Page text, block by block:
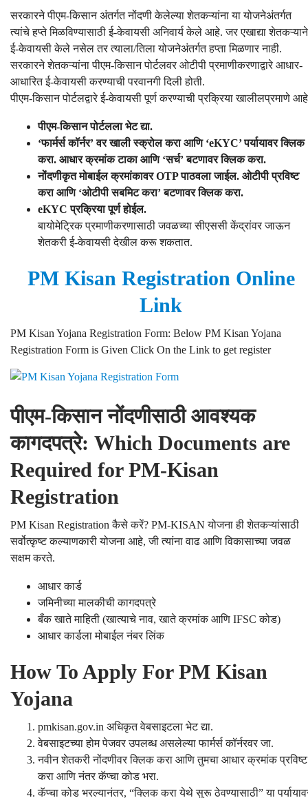
सरकारने पीएम-किसान अंतर्गत नोंदणी केलेल्या शेतकऱ्यांना या योजनेअंतर्गत
त्यांचे हप्ते मिळविण्यासाठी ई-केवायसी अनिवार्य केले आहे. जर एखाद्या शेतकऱ्याने
ई-केवायसी केले नसेल तर त्याला/तिला योजनेअंतर्गत हप्ता मिळणार नाही.
सरकारने शेतकऱ्यांना पीएम-किसान पोर्टलवर ओटीपी प्रमाणीकरणाद्वारे आधार-
आधारित ई-केवायसी करण्याची परवानगी दिली होती.
पीएम-किसान पोर्टलद्वारे ई-केवायसी पूर्ण करण्याची प्रक्रिया खालीलप्रमाणे
पीएम-किसान पोर्टलला भेट द्या.
‘फार्मर्स कॉर्नर’ वर खाली स्क्रोल करा आणि ‘eKYC’ पर्यायावर क्लिक
करा. आधार क्रमांक टाका आणि ‘सर्च’ बटणावर क्लिक करा.
नोंदणीकृत मोबाईल क्रमांकावर OTP पाठवला जाईल. ओटीपी प्रविष्ट
करा आणि ‘ओटीपी सबमिट करा’ बटणावर क्लिक करा.
eKYC प्रक्रिया पूर्ण होईल.
बायोमेट्रिक प्रमाणीकरणासाठी जवळच्या सीएससी केंद्रांवर जाऊन
शेतकरी ई-केवायसी देखील करू शकतात.
PM Kisan Registration Online
Link
PM Kisan Yojana Registration Form: Below PM Kisan Yojana
Registration Form is Given Click On the Link to get register
पीएम-किसान नोंदणीसाठी आवश्यक
कागदपत्रे: Which Documents are
Required for PM-Kisan
Registration
PM Kisan Registration कैसे करें? PM-KISAN योजना ही शेतकऱ्यांसाठी
सर्वोत्कृष्ट कल्याणकारी योजना आहे, जी त्यांना वाढ आणि विकासाच्या जवळ
सक्षम करते.
आधार कार्ड
जमिनीच्या मालकीची कागदपत्रे
बँक खाते माहिती (खात्याचे नाव, खाते क्रमांक आणि IFSC कोड)
आधार कार्डला मोबाईल नंबर लिंक
How To Apply For PM Kisan
Yojana
pmkisan.gov.in अधिकृत वेबसाइटला भेट द्या.
वेबसाइटच्या होम पेजवर उपलब्ध असलेल्या फार्मर्स कॉर्नरवर जा.
नवीन शेतकरी नोंदणीवर क्लिक करा आणि तुमचा आधार क्रमांक प्रविष्ट
करा आणि नंतर कॅप्चा कोड भरा.
कॅप्चा कोड भरल्यानंतर, “क्लिक करा येथे सुरू ठेवण्यासाठी” या